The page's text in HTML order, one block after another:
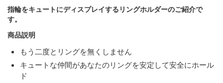
指輪をキュートにディスプレイするリングホルダーのご紹介で
す。
商品説明
もう二度とリングを無くしません
キュートな仲間があなたのリングを安定して安全にホール
ド